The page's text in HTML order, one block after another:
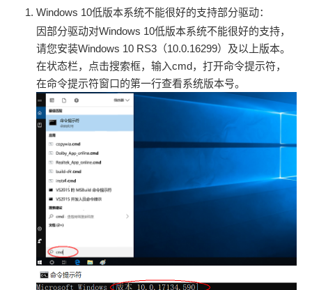
Windows 10低版本系统不能很好的支持部分驱动：
因部分驱动对Windows 10低版本系统不能很好的支持，
请您安装Windows 10 RS3（10.0.16299）及以上版本。
在状态栏，点击搜索框，输入cmd，打开命令提示符，
在命令提示符窗口的第一行查看系统版本号。